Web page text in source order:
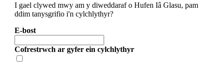
I gael clywed mwy am y diweddaraf o Hufen Iâ Glasu, pam
ddim tanysgrifio i'n cylchlythyr?
E-bost
Cofrestrwch ar gyfer ein cylchlythyr